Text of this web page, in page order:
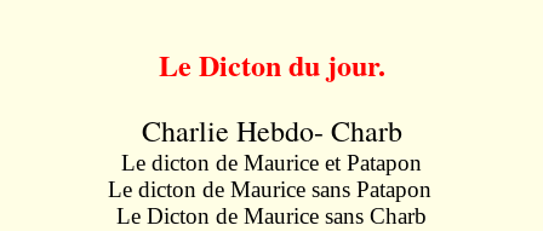
Le Dicton du jour.
Charlie Hebdo- Charb
Le dicton de Maurice et Patapon
Le dicton de Maurice sans Patapon
Le Dicton de Maurice sans Charb